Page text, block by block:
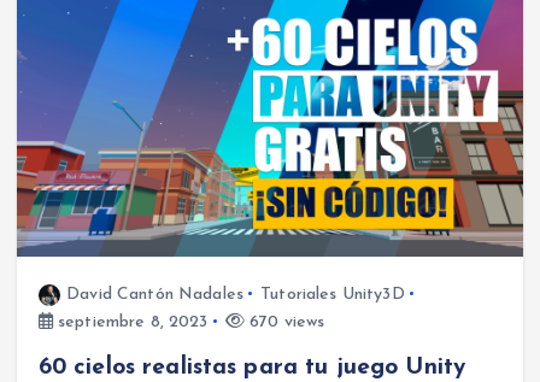
David Cantón Nadales
Tutoriales Unity3D
septiembre 8, 2023
670 views
60 cielos realistas para tu juego Unity